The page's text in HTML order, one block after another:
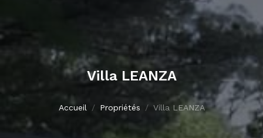
Villa LEANZA
Accueil Propriétés Villa LEANZA